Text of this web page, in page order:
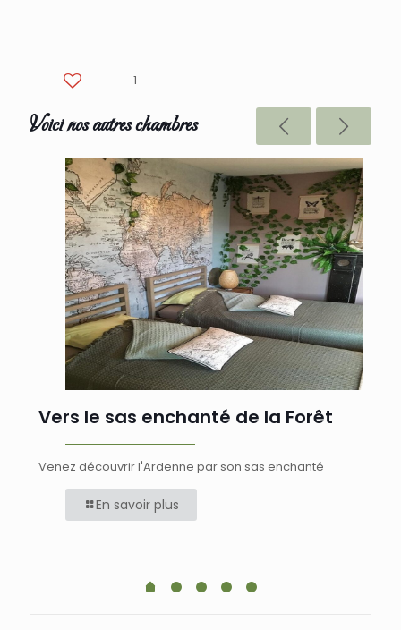
1
Voici nos autres chambres
Vers le sas enchanté de la Forêt
Venez découvrir l'Ardenne par son sas enchanté
En savoir plus